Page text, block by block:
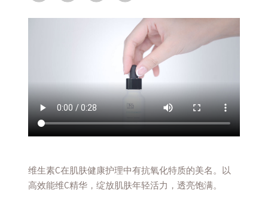
维生素C在肌肤健康护理中有抗氧化特质的美名。以
高效能维C精华，绽放肌肤年轻活力，透亮饱满。